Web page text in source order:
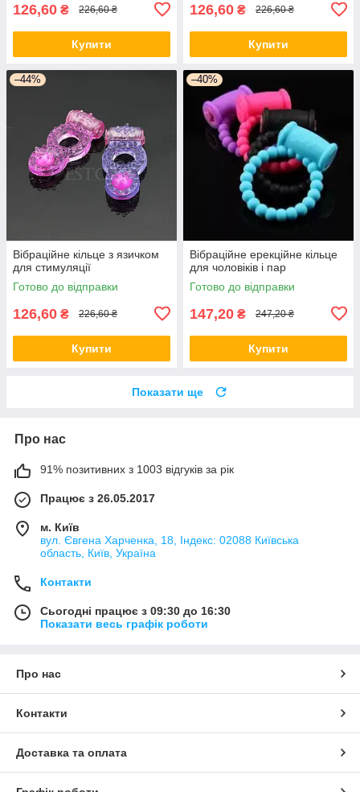
126,60 ₴ 226,60 ₴
Купити
126,60 ₴ 226,60 ₴
Купити
–44%
Вібраційне кільце з язичком
для стимуляції
Готово до відправки
126,60 ₴ 226,60 ₴
Купити
–40%
Вібраційне ерекційне кільце
для чоловіків і пар
Готово до відправки
147,20 ₴ 247,20 ₴
Купити
Показати ще
Про нас
91% позитивних з 1003 відгуків за рік
Працює з 26.05.2017
м. Київ
вул. Євгена Харченка, 18, Індекс: 02088 Київська
область, Київ, Україна
Контакти
Сьогодні працює з 09:30 до 16:30
Показати весь графік роботи
Про нас
Контакти
Доставка та оплата